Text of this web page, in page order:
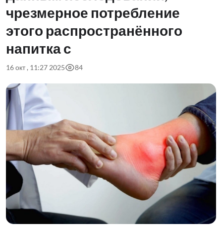
чрезмерное потребление
этого распространённого
напитка с
16 окт , 11:27 2025 84